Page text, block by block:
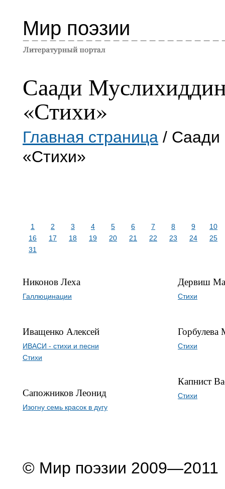
Мир поэзии
Саади
«Стихи»
Главная страница / Саади
«Стихи»
1 2 3 4 5 6 7 8 9
10
16
17 18 19 20 21 22 23 24
25
31
Никонов Леха
Галлюцинации
Иващенко Алексей
ИВАСИ - стихи и песни
Стихи
Сапожников Леонид
Изогну семь красок в дугу
Дервиш
Стихи
Горбулева
Стихи
Капнист
Стихи
© Мир поэзии 2009—2011